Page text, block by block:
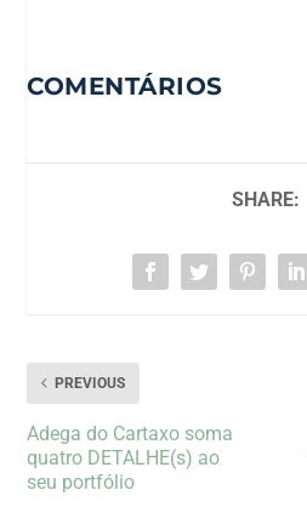
COMENTÁRIOS
SHARE:
PREVIOUS
Adega do Cartaxo soma
quatro DETALHE(s) ao
seu portfólio